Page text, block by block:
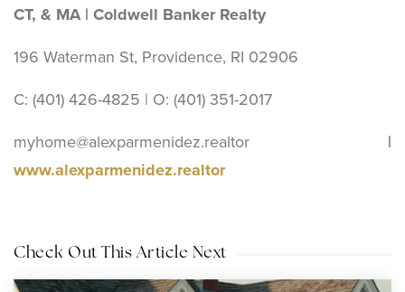
CT, & MA | Coldwell Banker Realty
196 Waterman St, Providence, RI 02906
C: (401) 426-4825 | O: (401) 351-2017
myhome@alexparmenidez.realtor |
www.alexparmenidez.realtor
Check Out This Article Next